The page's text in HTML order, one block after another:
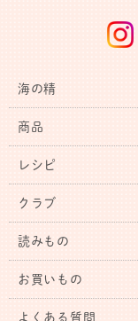
海の精
商品
レシピ
クラブ
読みもの
お買いもの
よくある質問